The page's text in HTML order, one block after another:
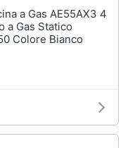
a Gas AE55AX3 4
a Gas Statico
Colore Bianco